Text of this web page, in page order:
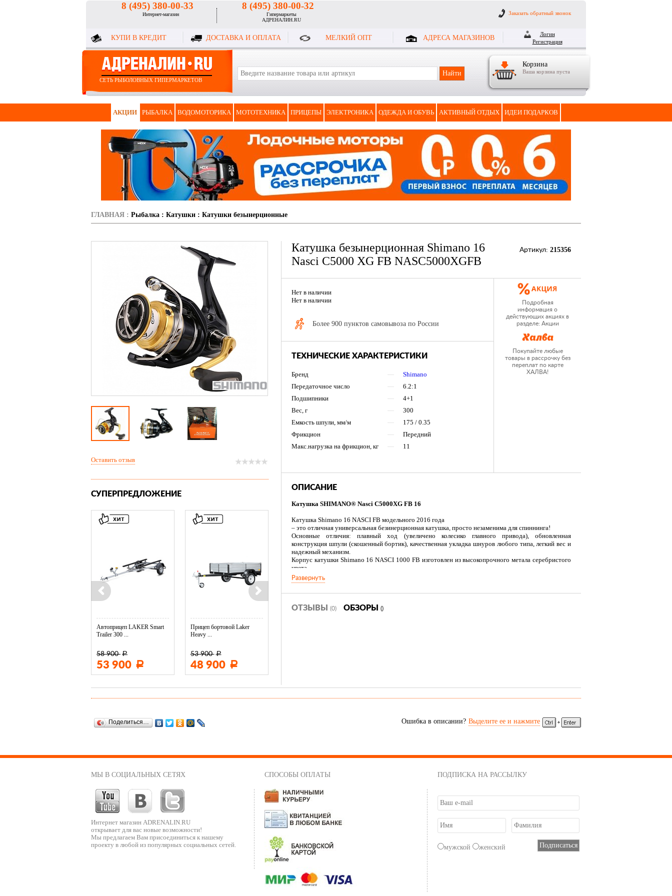
8 (495) 380-00-33
Интернет-магазин
8 (495) 380-00-32
Гипермаркеты
АДРЕНАЛИН.RU
Заказать обратный звонок
КУПИ В КРЕДИТ ДОСТАВКА И ОПЛАТА МЕЛКИЙ ОПТ АДРЕСА МАГАЗИНОВ
Логин
Регистрация
Корзина
Ваша корзина пуста
СЕТЬ РЫБОЛОВНЫХ ГИПЕРМАРКЕТОВ
АКЦИИ РЫБАЛКА ВОДОМОТОРИКА МОТОТЕХНИКА ПРИЦЕПЫ ЭЛЕКТРОНИКА ОДЕЖДА И ОБУВЬ АКТИВНЫЙ ОТДЫХ ИДЕИ ПОДАРКОВ
ГЛАВНАЯ : Рыбалка : Катушки : Катушки безынерционные
Катушка безынерционная Shimano 16
Nasci C5000 XG FB NASC5000XGFB
Артикул: 215356
Нет в наличии
Нет в наличии
Более 900 пунктов самовывоза по России
ТЕХНИЧЕСКИЕ ХАРАКТЕРИСТИКИ
Бренд —
Shimano
Передаточное число
—
6.2:1
Подшипники
—
4+1
Вес, г
—
300
Емкость шпули, мм/м
—
175 / 0.35
Фрикцион
—
Передний
Макс.нагрузка на фрикцион, кг
— 11
Подробная
информация о
действующих акциях в
разделе: Акции
Покупайте любые
товары в рассрочку без
переплат по карте
ХАЛВА!
ОПИСАНИЕ
Катушка SHIMANO® Nasci C5000XG FB 16
Катушка Shimano 16 NASCI FB модельного 2016 года
– это отличная универсальная безинерционная катушка, просто незаменима для спиннинга!
Основные отличия: плавный ход (увеличено колесико главного привода), обновленная
конструкция шпули (скошенный бортик), качественная укладка шнуров любого типа, легкий вес и
надежный механизм.
Корпус катушки Shimano 16 NASCI 1000 FB изготовлен из высокопрочного метала серебристого
цвета.
Механизм - x-ship.
Сама ручка традиционно покрыта толстым слоем резины, поэтому не выскальзывает даже из
мокрых рук.
Развернуть
ОТЗЫВЫ (0) ОБЗОРЫ ()
Оставить отзыв
СУПЕРПРЕДЛОЖЕНИЕ
Автоприцеп LAKER Smart
Trailer 300 ...
58 900 Р
53 900 Р
Прицеп бортовой Laker
Heavy ...
53 900 Р
48 900 Р
Ошибка в описании? Выделите ее и нажмите
Поделиться…
МЫ В СОЦИАЛЬНЫХ СЕТЯХ
Интернет магазин ADRENALIN.RU
открывает для вас новые возможности!
Мы предлагаем Вам присоединиться к нашему
проекту в любой из популярных социальных сетей.
СПОСОБЫ ОПЛАТЫ ПОДПИСКА НА РАССЫЛКУ
мужской женский